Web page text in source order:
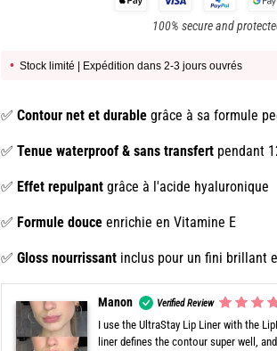
100% secure and
• Stock limité | Expédition dans 2-3 jours ouvrés
✅ Contour net et durable grâce à sa formule
✅ Tenue waterproof & sans transfert pendant
✅ Effet repulpant grâce à l'acide hyaluronique
✅ Formule douce enrichie en Vitamine E
✅ Gloss nourrissant inclus pour un fini brillant
Laura Verified Review
I am amazed by the outfit! I took the
The most impressive thing is that the